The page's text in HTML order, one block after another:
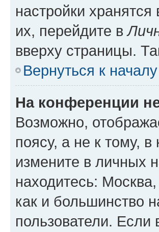
настройки
их, перейдите в
вверху страницы.
Вернуться к началу
На конференции
Возможно,
поясу, а не к тому,
измените в личных
находитесь:
как и большинство
пользователи. Если